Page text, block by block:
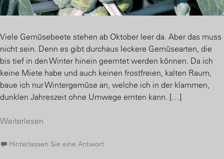
Viele Gemüsebeete stehen ab Oktober leer da. Aber das muss
nicht sein. Denn es gibt durchaus leckere Gemüsearten, die
bis tief in den Winter hinein geerntet werden können. Da ich
keine Miete habe und auch keinen frostfreien, kalten Raum,
baue ich nur Wintergemüse an, welche ich in der klammen,
dunklen Jahreszeit ohne Umwege ernten kann. […]
Weiterlesen
Hinterlassen Sie eine Antwort